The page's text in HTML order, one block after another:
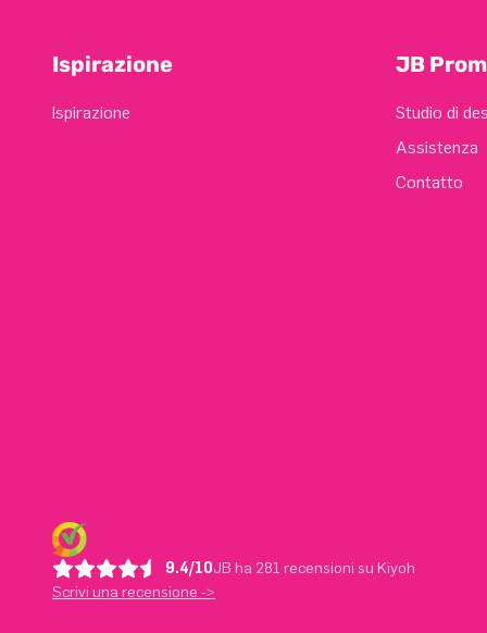
Ispirazione
Ispirazione
JB
Studio di
Assistenza
Contatto
9.4/10JB ha 281 recensioni su Kiyoh
Scrivi una recensione ->